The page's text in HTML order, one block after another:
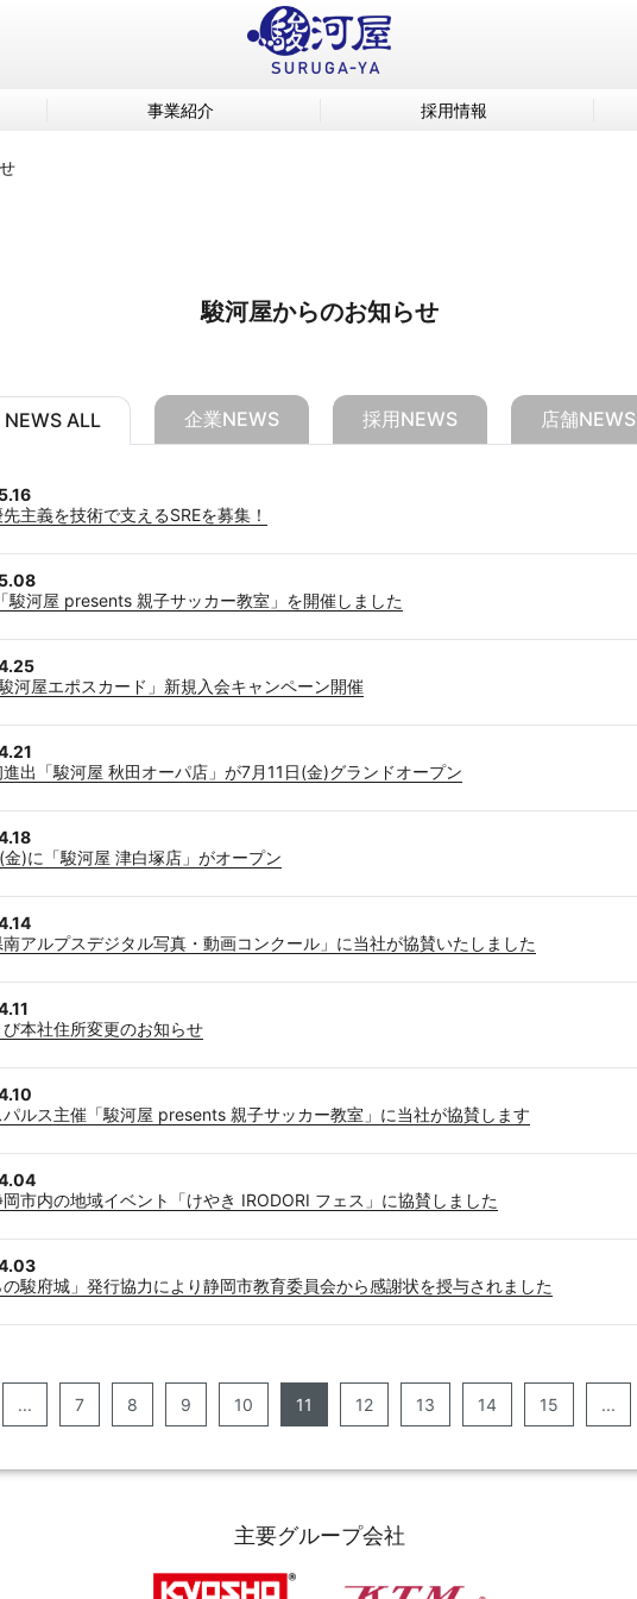
事業紹介 採用情報
駿河屋からのお知らせ
NEWS ALL 企業NEWS 採用NEWS 店舗NEWS
主義を技術で支えるSREを募集！
駿河屋 presents 親子サッカー教室」を開催しました
河屋エポスカード」新規入会キャンペーン開催
出「駿河屋 秋田オーパ店」が7月11日(金)グランドオープン
)に「駿河屋 津白塚店」がオープン
南アルプスデジタル写真・動画コンクール」に当社が協賛いたしました
本社住所変更のお知らせ
ルス主催「駿河屋 presents 親子サッカー教室」に当社が協賛します
市内の地域イベント「けやき IRODORI フェス」に協賛しました
の駿府城」発行協力により静岡市教育委員会から感謝状を授与されました
... 7 8 9 10 11 12 13 14 15 ...
主要グループ会社